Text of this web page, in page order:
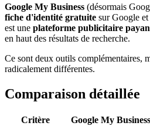
Google My Business (désormais
fiche d'identité gratuite sur Google
est une plateforme publicitaire
en haut des résultats de recherche.
Ce sont deux outils complémentaires,
radicalement différentes.
Comparaison détaillée
Critère Google My Business